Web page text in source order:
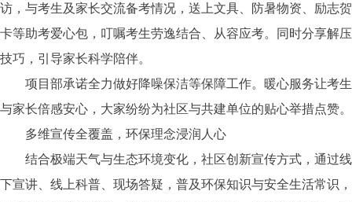
访，与考生及家长交流备考情况，送上文具、防暑物资、励志贺
卡等助考爱心包，叮嘱考生劳逸结合、从容应考。同时分享解压
技巧，引导家长科学陪伴。
项目部承诺全力做好降噪保洁等保障工作。暖心服务让考生
与家长倍感安心，大家纷纷为社区与共建单位的贴心举措点赞。
多维宣传全覆盖，环保理念浸润人心
结合极端天气与生态环境变化，社区创新宣传方式，通过线
下宣讲、线上科普、现场答疑，普及环保知识与安全生活常识，